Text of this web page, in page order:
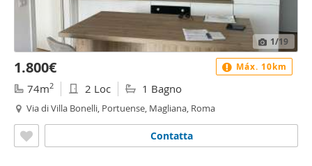
1/19
1.800€
74m2 2 Loc 1 Bagno
Via di Villa Bonelli, Portuense, Magliana, Roma
Contatta
Máx. 10km